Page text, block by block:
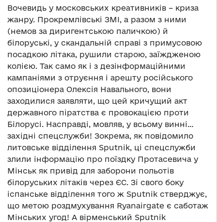
Вочевидь у московських креативників – криза
жанру. Прокремлівські ЗМІ, а разом з ними
(немов за диригентською паличкою) й
білоруські, у скандальній справі з примусовою
посадкою літака, рушили старою, заїждженою
колією. Так само як і з дезінформаційними
кампаніями з отруєння і арешту російського
опозиціонера Олексія Навального, вони
заходилися заявляти, що цей кричущий акт
державного піратства є провокацією проти
Білорусі. Насправді, мовляв, у всьому винні…
західні спецслужби! Зокрема, як повідомило
литовське відділення Sputnik, ці спецслужби
злили інформацію про поїздку Протасевича у
Мінськ як привід для заборони польотів
білоруських літаків через ЄС. Зі свого боку
іспанське відділення того ж Sputnik стверджує,
що метою роздмухування Ryanairgate є саботаж
Мінських угод! А вірменський Sputnik